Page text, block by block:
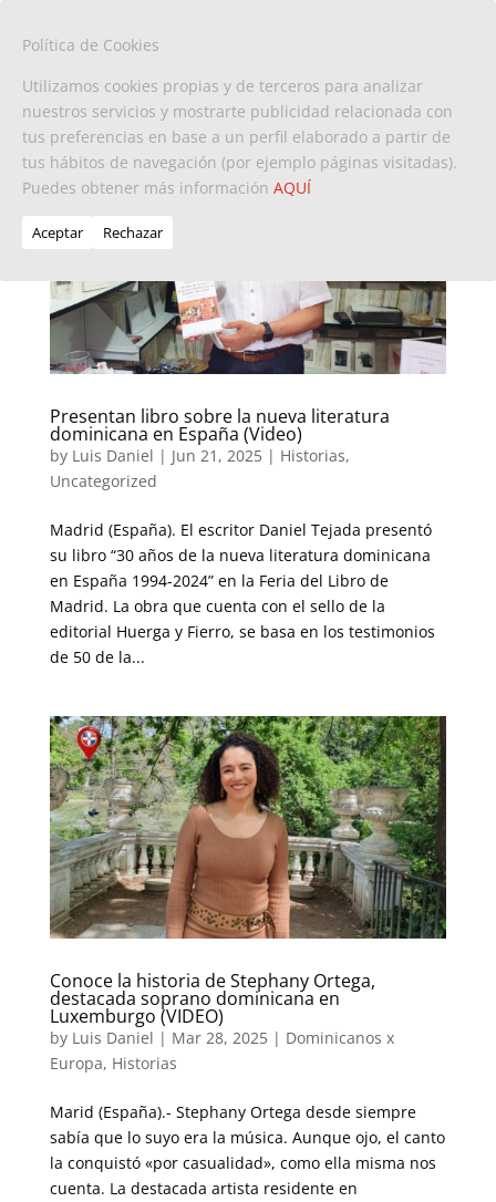
Presentan libro sobre la nueva literatura
dominicana en España (Video)
by Luis Daniel | Jun 21, 2025| Historias,
Uncategorized
Madrid (España). El escritor Daniel Tejada presentó
su libro “30 años de la nueva literatura dominicana
en España 1994-2024” en la Feria del Libro de
Madrid. La obra que cuenta con el sello de la
editorial Huerga y Fierro, se basa en los testimonios
de 50 de la...
Conoce la historia de Stephany Ortega,
destacada soprano dominicana en
Luxemburgo (VIDEO)
by Luis Daniel | Mar 28, 2025| Dominicanos x
Europa, Historias
Marid (España).- Stephany Ortega desde siempre
sabía que lo suyo era la música. Aunque ojo, el canto
la conquistó «por casualidad», como ella misma nos
cuenta. La destacada artista residente en
Política de Cookies
Utilizamos cookies propias y de terceros para analizar
nuestros servicios y mostrarte publicidad relacionada con
tus preferencias en base a un perfil elaborado a partir de
tus hábitos de navegación (por ejemplo páginas visitadas).
Puedes obtener más información AQUÍ
Aceptar Rechazar